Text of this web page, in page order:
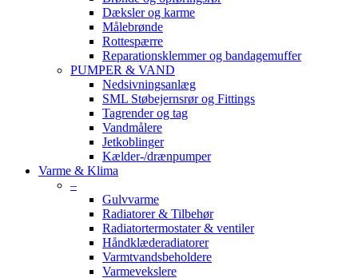
Dæksler og karme
Målebrønde
Rottespærre
Reparationsklemmer og bandagemuffer
PUMPER & VAND
Nedsivningsanlæg
SML Støbejernsrør og Fittings
Tagrender og tag
Vandmålere
Jetkoblinger
Kælder-/drænpumper
Varme & Klima
–
Gulvvarme
Radiatorer & Tilbehør
Radiatortermostater & ventiler
Håndklæderadiatorer
Varmtvandsbeholdere
Varmevekslere